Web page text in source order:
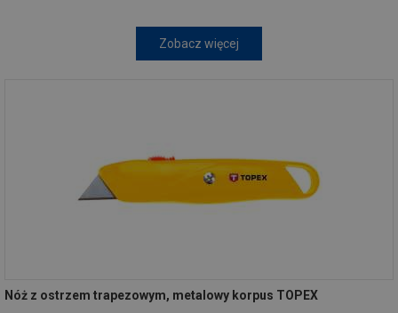
Zobacz więcej
Nóż z ostrzem trapezowym, metalowy korpus TOPEX